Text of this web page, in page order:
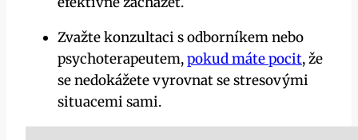
Zvažte konzultaci s‌ odborníkem nebo ​
psychoterapeutem,pokud máte pocit, že
se‌ nedokážete vyrovnat se stresovými
‍situacemi⁢ sami.